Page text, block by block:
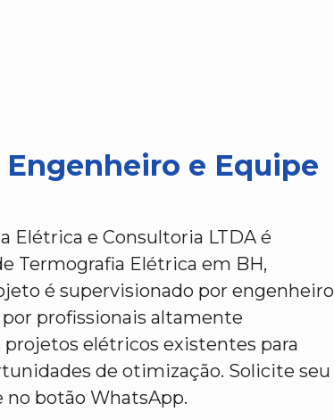
e Equipe
Elétrica e Consultoria LTDA é
Termografia Elétrica em BH,
é supervisionado por engenheiro
profissionais altamente
projetos elétricos existentes para
de otimização. Solicite seu
no botão WhatsApp.